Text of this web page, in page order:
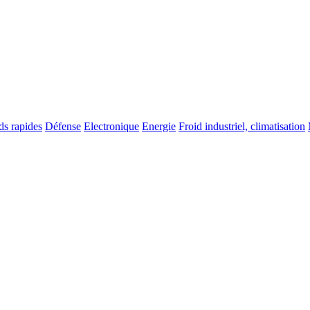
rapides Défense Electronique Energie Froid industriel, climatisation